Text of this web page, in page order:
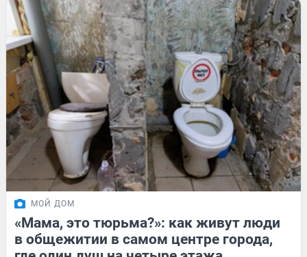
МОЙ ДОМ
«Мама, это тюрьма?»: как живут люди
в общежитии в самом центре города,